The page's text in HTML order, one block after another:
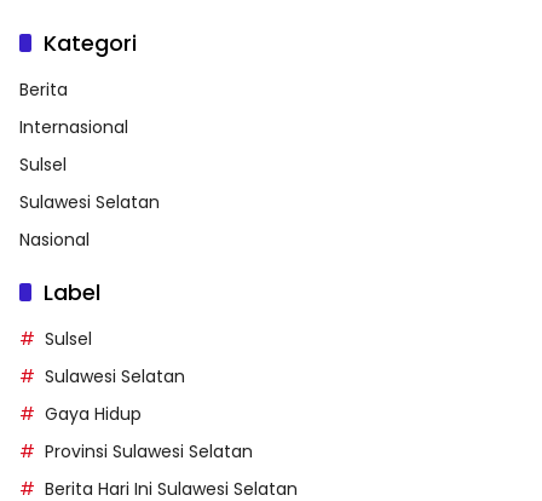
Kategori
Berita
Internasional
Sulsel
Sulawesi Selatan
Nasional
Label
Sulsel
Sulawesi Selatan
Gaya Hidup
Provinsi Sulawesi Selatan
Berita Hari Ini Sulawesi Selatan